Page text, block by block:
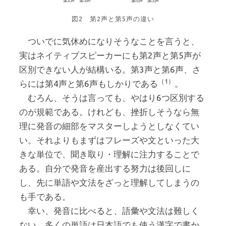
図2 第2声と第5声の違い
ついでに気休めになりそうなことを言うと、
実はネイティブスピーカーにも第2声と第5声が
区別できない人が結構いる。第3声と第6声、さ
らには第4声と第6声もしかりである
（1）
。
むろん、そうは言っても、やはり6つ区別する
のが規範である。けれども、挫折しそうなら無
理に発音の細部をマスターしようとしなくてい
い。それよりもまずはフレーズや文といった大
きな単位で、聞き取り・理解に注力することで
ある。自分で発音を産出する努力は後回しに
し、先に単語や文法をざっと理解してしまうの
も手である。
幸い、発音に比べると、語彙や文法は難しく